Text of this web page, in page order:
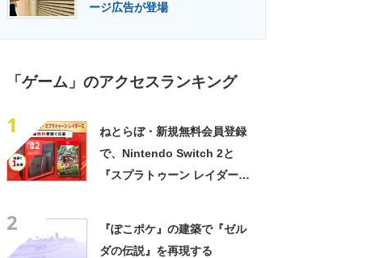
ージ広告が登場
「ゲーム」のアクセスランキング
1
ねとらぼ・新規無料会員登録
で、Nintendo Switch 2と
『スプラトゥーン レイダー
2
『ぽこポケ』の建築で『ゼル
ダの伝説』を再現する